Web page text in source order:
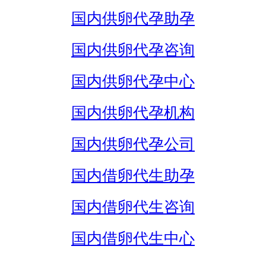
国内供卵代孕助孕
国内供卵代孕咨询
国内供卵代孕中心
国内供卵代孕机构
国内供卵代孕公司
国内借卵代生助孕
国内借卵代生咨询
国内借卵代生中心